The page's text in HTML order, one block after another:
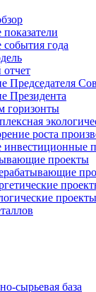
года
отчет
Председателя
Президента
горизонты
роста
проекты
проекты
сырьевая база